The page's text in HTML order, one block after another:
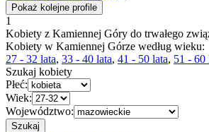
Pokaż kolejne profile
1
Kobiety z Kamiennej Góry do trwałego
Kobiety w Kamiennej Górze według wieku:
27 - 32 lata, 33 - 40 lata, 41 - 50 lata, 51 - 60
Szukaj kobiety
Płeć:
Wiek:
Województwo: